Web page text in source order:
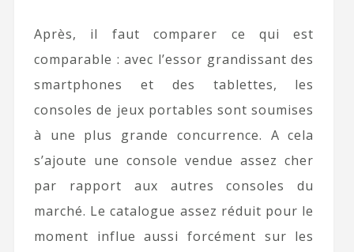
Après, il faut comparer ce qui est
comparable : avec l’essor grandissant des
smartphones et des tablettes, les
consoles de jeux portables sont soumises
à une plus grande concurrence. A cela
s’ajoute une console vendue assez cher
par rapport aux autres consoles du
marché. Le catalogue assez réduit pour le
moment influe aussi forcément sur les